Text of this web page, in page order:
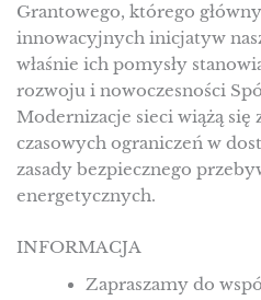
Grantowego, którego
innowacyjnych inicjatyw
właśnie ich pomysły
rozwoju i nowoczesności
Modernizacje sieci wiążą się
czasowych ograniczeń w
zasady bezpiecznego
energetycznych.
INFORMACJA
Zapraszamy do